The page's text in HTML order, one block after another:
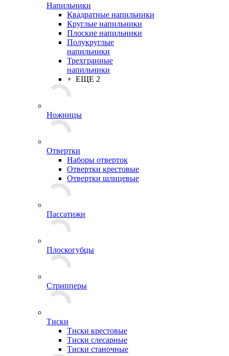
Напильники
Квадратные напильники
Круглые напильники
Плоские напильники
Полукруглые
напильники
Трехгранные
напильники
+ ЕЩЕ 2
Ножницы
Отвертки
Наборы отверток
Отвертки крестовые
Отвертки шлицевые
Пассатижи
Плоскогубцы
Стрипперы
Тиски
Тиски крестовые
Тиски слесарные
Тиски станочные